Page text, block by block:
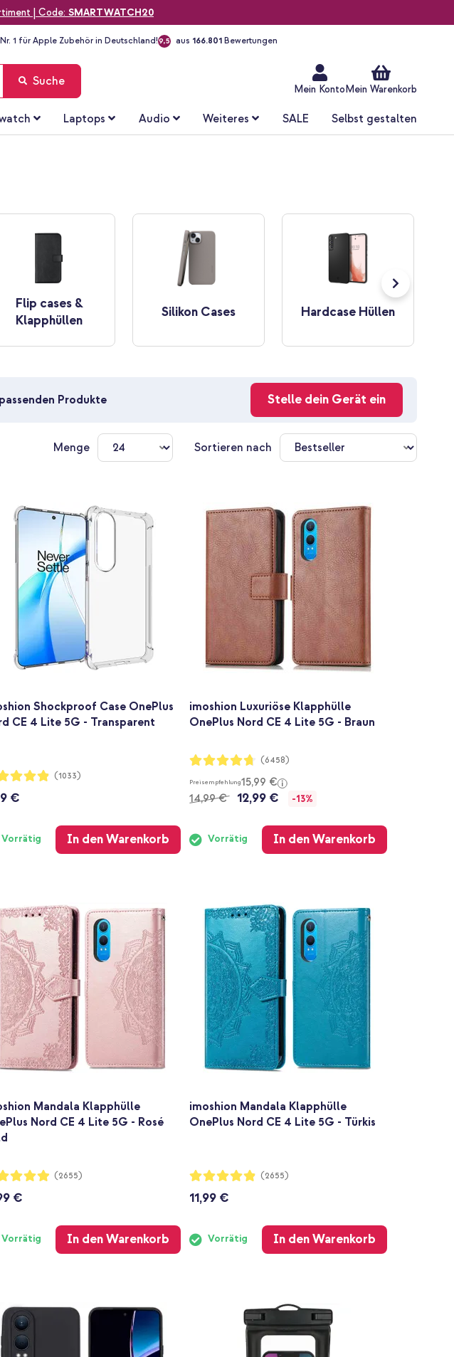
| Code: SMARTWATCH20
1 für Apple Zubehör in Deutschland!9,5 aus 166.801 Bewertungen
Mein Konto Mein Warenkorb
Suche
Laptops Audio Weiteres SALE Selbst gestalten
Flip cases &
Klapphüllen
Silikon Cases Hardcase Hüllen
Produkte Stelle dein Gerät ein
Menge Sortieren nach
Shockproof Case OnePlus
CE 4 Lite 5G - Transparent
(1033)
€
Vorrätig In den Warenkorb
imoshion Luxuriöse Klapphülle
OnePlus Nord CE 4 Lite 5G - Braun
Bewertung:
94%
(6458)
Preisempfehlung15,99 €
14,99 €
12,99 € -13%
Vorrätig In den Warenkorb
Mandala Klapphülle
Nord CE 4 Lite 5G - Rosé
(2655)
€
Vorrätig In den Warenkorb
imoshion Mandala Klapphülle
OnePlus Nord CE 4 Lite 5G - Türkis
Bewertung:
97%
(2655)
11,99 €
Vorrätig In den Warenkorb